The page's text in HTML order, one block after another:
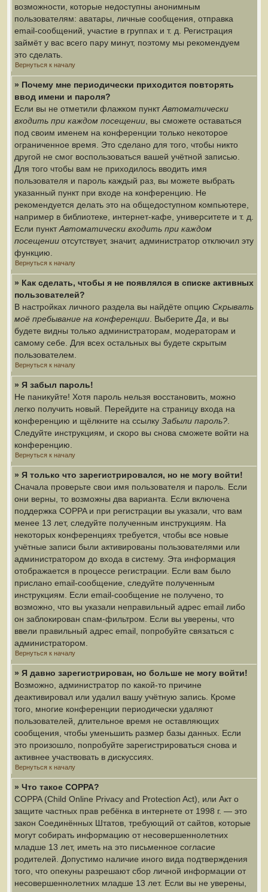
возможности, которые недоступны анонимным
пользователям: аватары, личные сообщения, отправка
email-сообщений, участие в группах и т. д. Регистрация
займёт у вас всего пару минут, поэтому мы рекомендуем
это сделать.
Вернуться к началу
» Почему мне периодически приходится повторять
ввод имени и пароля?
Если вы не отметили флажком пунктАвтоматически
входить при каждом посещении , вы сможете оставаться
под своим именем на конференции только некоторое
ограниченное время. Это сделано для того, чтобы никто
другой не смог воспользоваться вашей учётной записью.
Для того чтобы вам не приходилось вводить имя
пользователя и пароль каждый раз, вы можете выбрать
указанный пункт при входе на конференцию. Не
рекомендуется делать это на общедоступном компьютере,
например в библиотеке, интернет-кафе, университете и т. д.
Если пунктАвтоматически входить при каждом
посещении отсутствует, значит, администратор отключил эту
функцию.
Вернуться к началу
» Как сделать, чтобы я не появлялся в списке активных
пользователей?
В настройках личного раздела вы найдёте опцию Скрывать
моё пребывание на конференции . Выберите Да , и вы
будете видны только администраторам, модераторам и
самому себе. Для всех остальных вы будете скрытым
пользователем.
Вернуться к началу
» Я забыл пароль!
Не паникуйте! Хотя пароль нельзя восстановить, можно
легко получить новый. Перейдите на страницу входа на
конференцию и щёлкните на ссылку Забыли пароль?
Следуйте инструкциям, и скоро вы снова сможете войти на
конференцию.
Вернуться к началу
» Я только что зарегистрировался, но не могу войти!
Сначала проверьте свои имя пользователя и пароль. Если
они верны, то возможны два варианта. Если включена
поддержка COPPA и при регистрации вы указали, что вам
менее 13 лет, следуйте полученным инструкциям. На
некоторых конференциях требуется, чтобы все новые
учётные записи были активированы пользователями или
администратором до входа в систему. Эта информация
отображается в процессе регистрации. Если вам было
прислано email-сообщение, следуйте полученным
инструкциям. Если email-сообщение не получено, то
возможно, что вы указали неправильный адрес email либо
он заблокирован спам-фильтром. Если вы уверены, что
ввели правильный адрес email, попробуйте связаться с
администратором.
Вернуться к началу
» Я давно зарегистрирован, но больше не могу войти!
Возможно, администратор по какой-то причине
деактивировал или удалил вашу учётную запись. Кроме
того, многие конференции периодически удаляют
пользователей, длительное время не оставляющих
сообщения, чтобы уменьшить размер базы данных. Если
это произошло, попробуйте зарегистрироваться снова и
активнее участвовать в дискуссиях.
Вернуться к началу
» Что такое COPPA?
COPPA (Child Online Privacy and Protection Act), или Акт о
защите частных прав ребёнка в интернете от 1998 г. — это
закон Соединённых Штатов, требующий от сайтов, которые
могут собирать информацию от несовершеннолетних
младше 13 лет, иметь на это письменное согласие
родителей. Допустимо наличие иного вида подтверждения
того, что опекуны разрешают сбор личной информации от
несовершеннолетних младше 13 лет. Если вы не уверены,